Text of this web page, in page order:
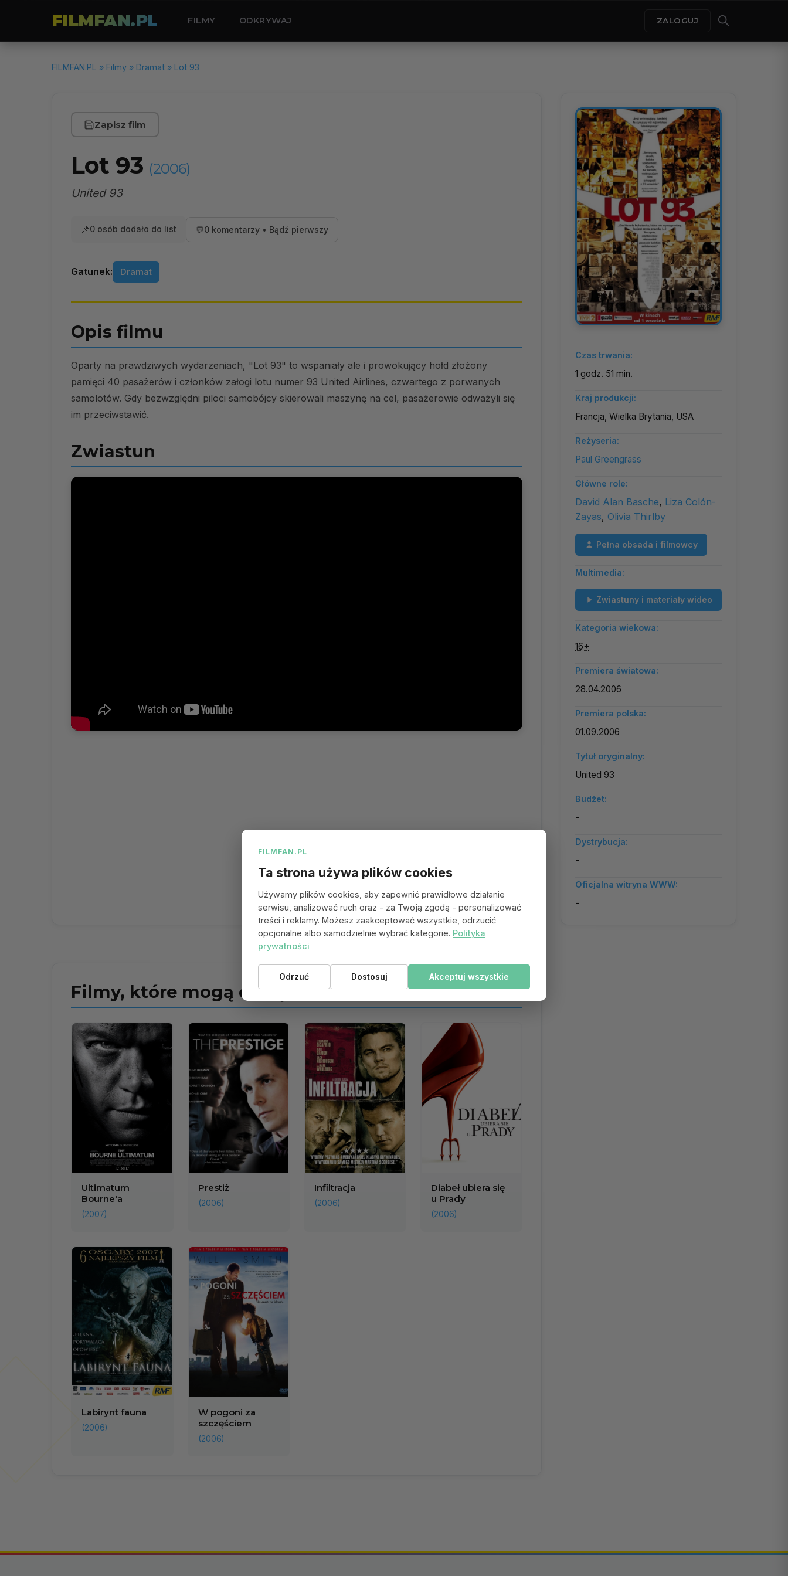
FILMFAN.PL FILMY ODKRYWAJ ZALOGUJ
FILMFAN.PL » Filmy » Dramat » Lot 93
Zapisz film
Lot 93 (2006)
United 93
📌0 osób dodało do list 💬0 komentarzy • Bądź pierwszy
Gatunek: Dramat
Opis filmu
Oparty na prawdziwych wydarzeniach, "Lot 93" to wspaniały ale i prowokujący hołd złożony
pamięci 40 pasażerów i członków załogi lotu numer 93 United Airlines, czwartego z porwanych
samolotów. Gdy bezwzględni piloci samobójcy skierowali maszynę na cel, pasażerowie odważyli się
im przeciwstawić.
Zwiastun
Czas trwania:
1 godz. 51 min.
Kraj produkcji:
Francja, Wielka Brytania, USA
Reżyseria:
Paul Greengrass
Główne role:
David Alan Basche, Liza Colón-
Zayas, Olivia Thirlby
Pełna obsada i filmowcy
Multimedia:
Zwiastuny i materiały wideo
Kategoria wiekowa:
16+
Premiera światowa:
28.04.2006
Premiera polska:
01.09.2006
Tytuł oryginalny:
United 93
Budżet:
-
Dystrybucja:
-
Oficjalna witryna WWW:
-
Filmy, które mogą ci się spodobać
Ultimatum
Bourne'a
(2007)
Prestiż
(2006)
Infiltracja
(2006)
Diabeł ubiera się
u Prady
(2006)
Labirynt fauna
(2006)
W pogoni za
szczęściem
(2006)
FILMFAN.PL
Ta strona używa plików cookies
Używamy plików cookies, aby zapewnić prawidłowe działanie
serwisu, analizować ruch oraz - za Twoją zgodą - personalizować
treści i reklamy. Możesz zaakceptować wszystkie, odrzucić
opcjonalne albo samodzielnie wybrać kategorie. Polityka
prywatności
Odrzuć Dostosuj Akceptuj wszystkie